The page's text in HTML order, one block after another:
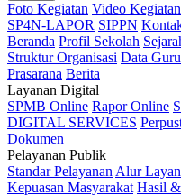
Foto Kegiatan Video Kegiatan
SP4N-LAPOR SIPPN
Beranda Profil Sekolah
Struktur Organisasi Data Guru
Prasarana Berita
Layanan Digital
SPMB Online Rapor Online
DIGITAL SERVICES
Dokumen
Pelayanan Publik
Standar Pelayanan Alur
Kepuasan Masyarakat Hasil